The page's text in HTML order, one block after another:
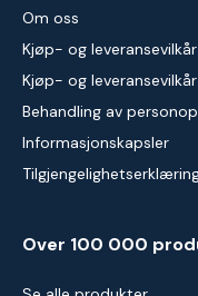
Om oss
Kjøp- og
Kjøp- og
Behandling av
Informasjonskapsler
Over 100 000